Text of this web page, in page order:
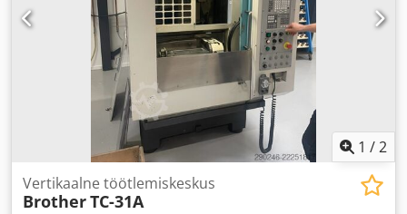
1 /2
Vertikaalne töötlemiskeskus
BrotherTC-31A